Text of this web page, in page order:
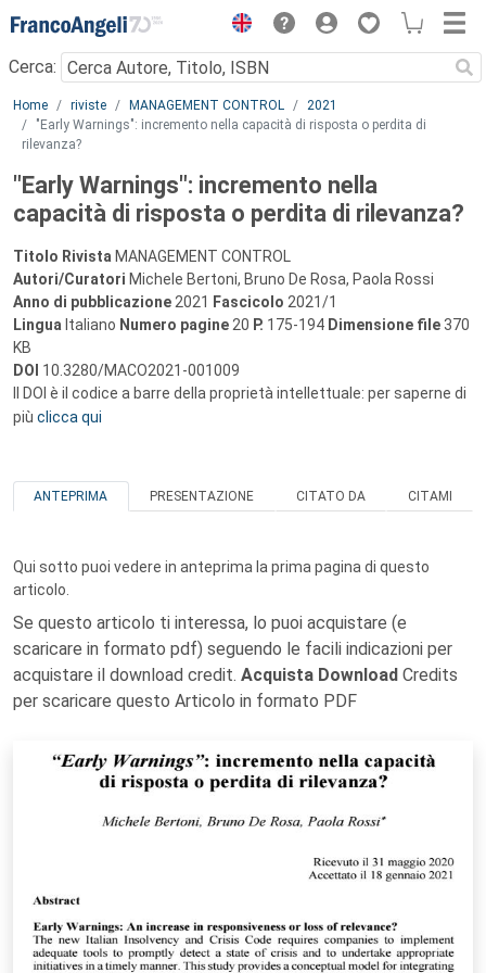
Menu
Cerca:
Main content
Home riviste MANAGEMENT CONTROL
2021
"Early Warnings": incremento nella capacità di risposta o perdita di
rilevanza?
"Early Warnings": incremento nella
capacità di risposta o perdita di rilevanza?
Titolo Rivista MANAGEMENT CONTROL
Autori/Curatori Michele Bertoni, Bruno De Rosa, Paola Rossi
Anno di pubblicazione 2021 Fascicolo 2021/1
Lingua Italiano Numero pagine 20 P. 175-194 Dimensione file 370
KB
DOI 10.3280/MACO2021-001009
Il DOI è il codice a barre della proprietà intellettuale: per saperne di
più clicca qui
ANTEPRIMA PRESENTAZIONE CITATO DA CITAMI
Qui sotto puoi vedere in anteprima la prima pagina di questo
articolo.
Se questo articolo ti interessa, lo puoi acquistare (e
scaricare in formato pdf) seguendo le facili indicazioni per
acquistare il download credit. Acquista Download Credits
per scaricare questo Articolo in formato PDF